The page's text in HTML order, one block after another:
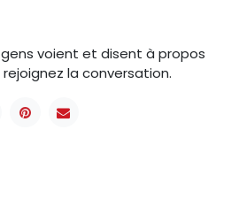
voient et disent à propos
la conversation.